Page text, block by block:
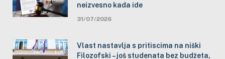
neizvesno kada ide
31/07/2026
Vlast nastavlja s pritiscima na niški
Filozofski – još studenata bez budžeta,